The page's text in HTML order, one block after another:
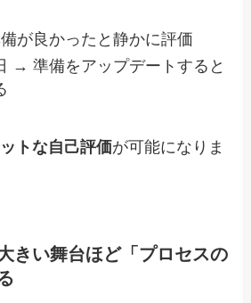
が良かったと静かに評価
→ 準備をアップデートすると
トな自己評価が可能になりま
きい舞台ほど「プロセスの